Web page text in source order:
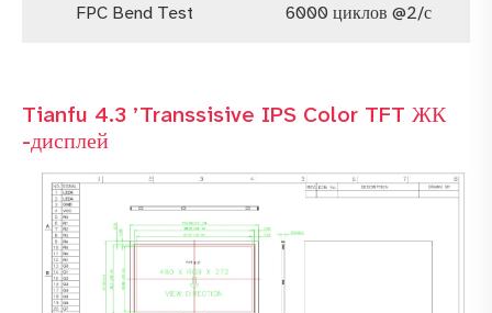
FPC Bend Test 6000 циклов @2/с
Tianfu 4.3 ’Transsisive IPS Color TFT ЖК
-дисплей